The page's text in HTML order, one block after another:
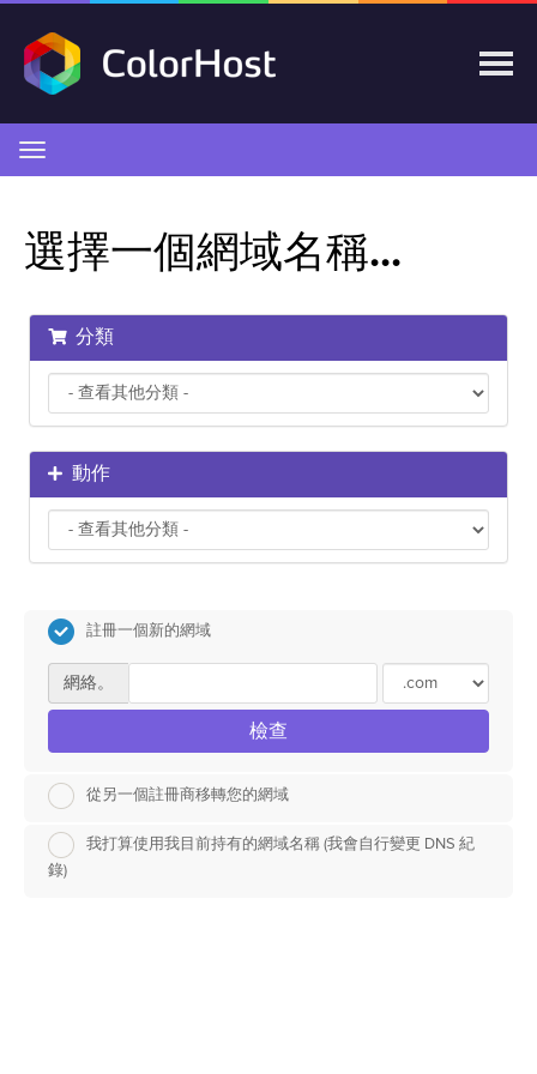
換
覽
選擇一個網域名稱...
分類
動作
註冊一個新的網域
網絡。
檢查
從另一個註冊商移轉您的網域
我打算使用我目前持有的網域名稱 (我會自行變更 DNS 紀
錄)